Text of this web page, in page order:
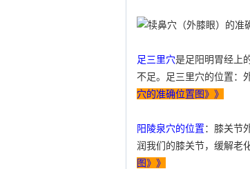
足三里穴是足阳明胃经上
不足。足三里穴的位置：
穴的准确位置图》》
阳陵泉穴的位置：膝关节
润我们的膝关节，缓解老
图》》